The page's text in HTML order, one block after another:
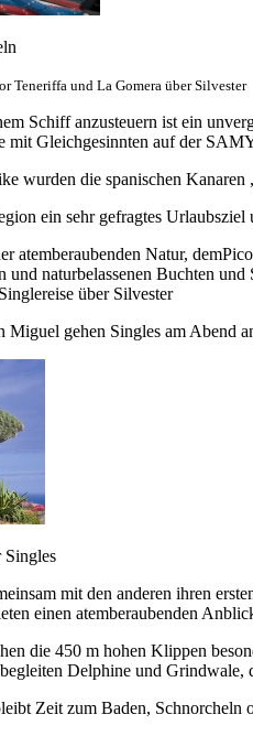
Teneriffa und La Gomera über Silvester
Schiff anzusteuern ist ein
mit Gleichgesinnten auf der
wurden die spanischen
ein sehr gefragtes
atemberaubenden Natur,
und naturbelassenen Buchten und
über Silvester
Miguel gehen Singles am Abend
Singles
mit den anderen ihren
einen atemberaubenden
die 450 m hohen Klippen
Delphine und Grindwale,
Zeit zum Baden, Schnorcheln